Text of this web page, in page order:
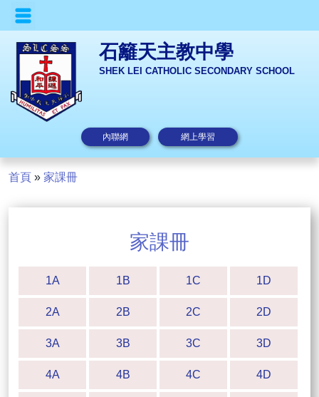
石籬天主教中學
SHEK LEI CATHOLIC SECONDARY SCHOOL
內聯網 網上學習
首頁 » 家課冊
家課冊
1A 1B 1C 1D
2A 2B 2C 2D
3A 3B 3C 3D
4A 4B 4C 4D